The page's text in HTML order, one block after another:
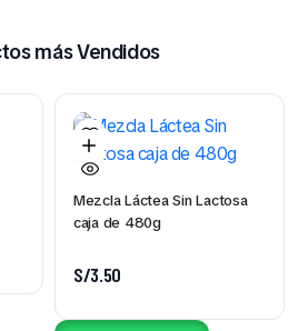
más Vendidos
Mezcla Láctea Sin Lactosa
caja de 480g
S/3.50